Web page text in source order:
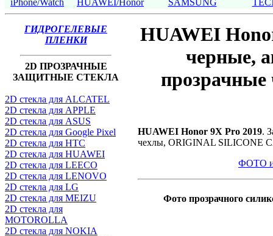
iPhone/Watch HUAWEI/Honor SAMSUNG
ГИДРОГЕЛЕВЫЕ
ПЛЕНКИ
2D ПРОЗРАЧНЫЕ
ЗАЩИТНЫЕ СТЕКЛА
2D стекла для ALCATEL
2D стекла для APPLE
2D стекла для ASUS
2D стекла для Google Pixel
2D стекла для HTC
2D стекла для HUAWEI
2D стекла для LEECO
2D стекла для LENOVO
2D стекла для LG
2D стекла для MEIZU
2D стекла для
MOTOROLLA
2D стекла для NOKIA
HUAWEI
черные,
HUAWEI Honor 9X Pro 2019.
чехлы, ORIGINAL SILICONE
ФОТО
Фото прозрачного